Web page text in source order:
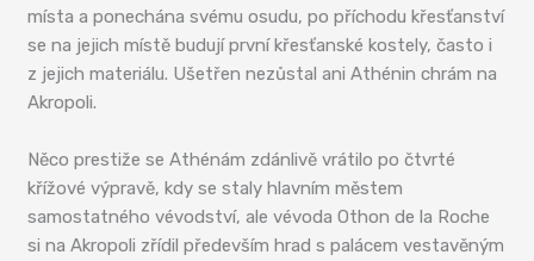
místa a ponechána svému osudu, po příchodu křesťanství
se na jejich místě budují první křesťanské kostely, často i
z jejich materiálu. Ušetřen nezůstal ani Athénin chrám na
Akropoli.
Něco prestiže se Athénám zdánlivě vrátilo po čtvrté
křížové výpravě, kdy se staly hlavním městem
samostatného vévodství, ale vévoda Othon de la Roche
si na Akropoli zřídil především hrad s palácem vestavěným